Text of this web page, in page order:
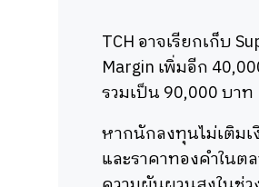
TCH อาจเรียกเก็บ
Margin เพิ่มอีก
รวมเป็น 90,000 บาท
หากนักลงทุนไม่เติมเ
และราคาทองคำในต